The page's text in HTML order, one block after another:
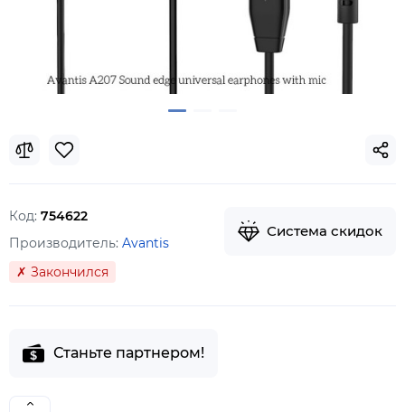
Код: 754622
Производитель: Avantis
✗ Закончился
Система скидок
Станьте партнером!